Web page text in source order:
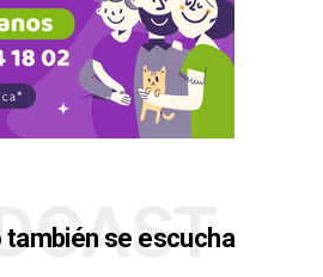
también se escucha